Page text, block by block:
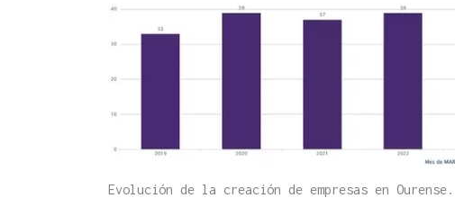
Evolución de la creación de empresas en Ourense.